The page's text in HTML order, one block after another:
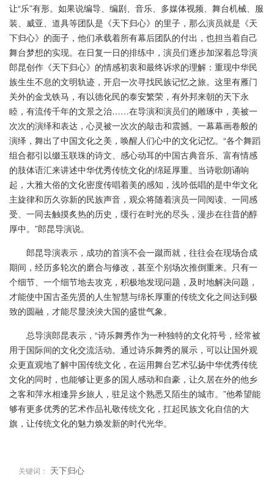
让“乐”有形。如果说编导、编剧、音乐、多媒体视频、舞台机械、服
装、威亚、道具等团队是《天下归心》的里子，那么演员就是《天
下归心》的面子，他们承载着所有幕后团队的付出，也担当着自己
舞台梦想的实现。在日复一日的排练中，演员们逐步加深着总导演
郎昆创作《天下归心》的情感初衷和最终诉求的理解：重现中华民
族生生不息的文明轨迹，开启一次寻找民族记忆之旅。这里有雁门
关外的金戈铁马，有以德化民的泰安繁荣，有外邦来朝的天下永
睦，有流传千年的文景之治……在导演和演员们的雕琢中，美被一
次次的演绎和表达，心灵被一次次的敲击和震撼。一幕幕画卷般的
演绎，舞出了中国文化之美，唤醒人们心中的文化记忆。“各个舞蹈
组合都引以缀玉联珠的诗文、感心动耳的中国古典音乐、富有情感
的肢体语汇来讲述中华优秀传统文化的绵延厚重。当诗歌朗诵响
起，大雅大俗的文化密度传唱着美的感知，浅吟低唱的是中华文化
主旋律和历久弥新的民族声音，观众将随着演员一同阅读、一同感
受、一同去触摸炙热的历史，缓行在时光的尽头，漫步在往昔的醇
厚中。”郎昆导演说。
郎昆导演表示，成功的首演不会一蹴而就，往往会在现场合成
期间，经历多轮次的磨合与修改，甚至个别场次推倒重来。只有一
个细节、一个细节地去攻克，积极地发现问题，及时地解决问题，
才能使中国古圣先贤的人生智慧与绵长厚重的传统文化之间达到极
致的圆融，才能尽显泱泱大国的盛世气象。
总导演郎昆表示，“诗乐舞秀作为一种独特的文化符号，经常被
用于国际间的文化交流活动。通过诗乐舞秀的展示，可以让国外观
众更直观地了解中国传统文化，在运用舞台艺术弘扬中华优秀传统
文化的同时，也能够让更多的国人感动和自豪，让久居在外的他乡
之客和萍水相逢异乡旅人，驻足这个熟悉又陌生的城市。”他希望能
够有更多优秀的艺术作品礼敬传统文化，扛起民族文化自信的大
旗，让传统文化的魅力焕发新的时代光华。
关键词： 天下归心